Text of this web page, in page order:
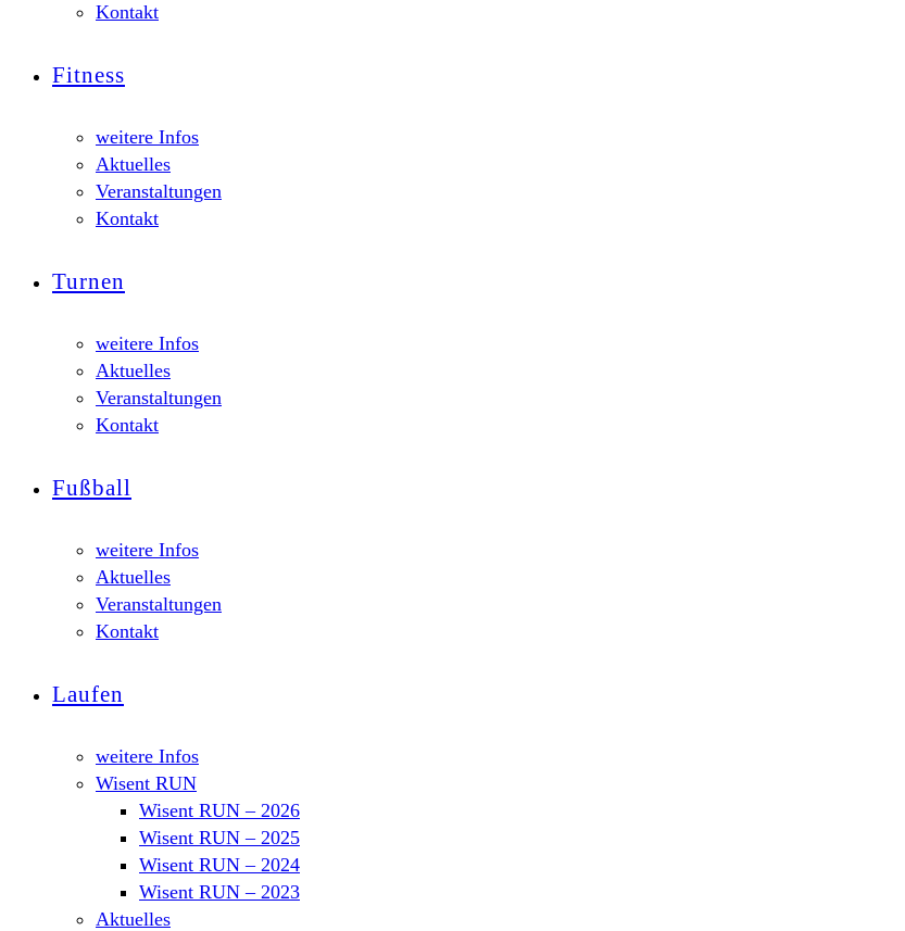
Kontakt
Fitness
weitere Infos
Aktuelles
Veranstaltungen
Kontakt
Turnen
weitere Infos
Aktuelles
Veranstaltungen
Kontakt
Fußball
weitere Infos
Aktuelles
Veranstaltungen
Kontakt
Laufen
weitere Infos
Wisent RUN
Wisent RUN – 2026
Wisent RUN – 2025
Wisent RUN – 2024
Wisent RUN – 2023
Aktuelles